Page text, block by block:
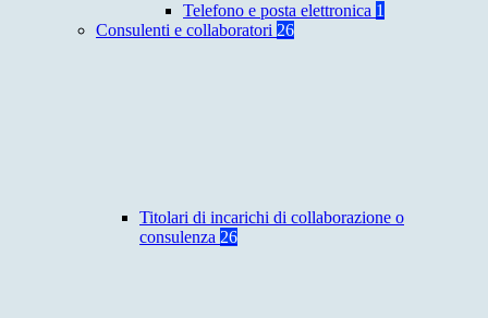
Telefono e posta elettronica 1
Consulenti e collaboratori 26
Titolari di incarichi di collaborazione o
consulenza 26